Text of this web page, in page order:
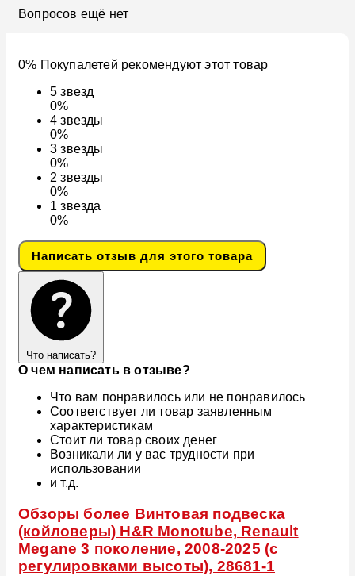
Вопросов ещё нет
0% Покупалетей рекомендуют этот товар
5звезд
0%
4звезды
0%
3звезды
0%
2звезды
0%
1звезда
0%
Написать отзыв для этого товара
Что написать?
О чем написать в отзыве?
Что вам понравилось или не понравилось
Соответствует ли товар заявленным
характеристикам
Стоит ли товар своих денег
Возникали ли у вас трудности при
использовании
и т.д.
Обзоры более Винтовая подвеска
(койловеры) H&R Monotube, Renault
Megane 3 поколение, 2008-2025 (с
регулировками высоты), 28681-1